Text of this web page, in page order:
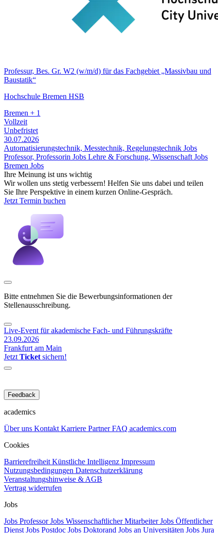
Professur, Bes. Gr. W2 (w/m/d) für das Fachgebiet „Massivbau und
Baustatik“
Hochschule Bremen HSB
Bremen + 1
Vollzeit
Unbefristet
30.07.2026
Automatisierungstechnik, Messtechnik, Regelungstechnik Jobs
Professor, Professorin Jobs Lehre & Forschung, Wissenschaft Jobs
Bremen Jobs
Ihre Meinung ist uns wichtig
Wir wollen uns stetig verbessern! Helfen Sie uns dabei und teilen
Sie Ihre Perspektive in einem kurzen Online-Gespräch.
Jetzt Termin buchen
Bitte entnehmen Sie die Bewerbungsinformationen der
Stellenausschreibung.
Live-Event für akademische Fach- und Führungskräfte
23.09.2026
Frankfurt am Main
Jetzt Ticket sichern!
Feedback
academics
Über uns Kontakt Karriere PartnerFAQ academics.com
Cookies
Barrierefreiheit Künstliche Intelligenz Impressum
Nutzungsbedingungen Datenschutzerklärung
Veranstaltungshinweise & AGB
Vertrag widerrufen
Jobs
Jobs ProfessorJobs Wissenschaftlicher MitarbeiterJobs Öffentlicher
Dienst Jobs Postdoc Jobs Doktorand Jobs an Universitäten Jobs Jura